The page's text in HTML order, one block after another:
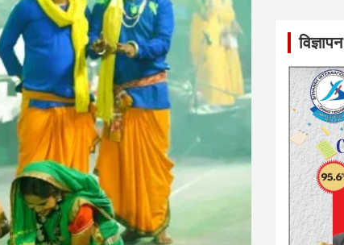
विज्ञापन